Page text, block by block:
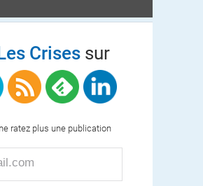
Crisessur
ratez plus une publication